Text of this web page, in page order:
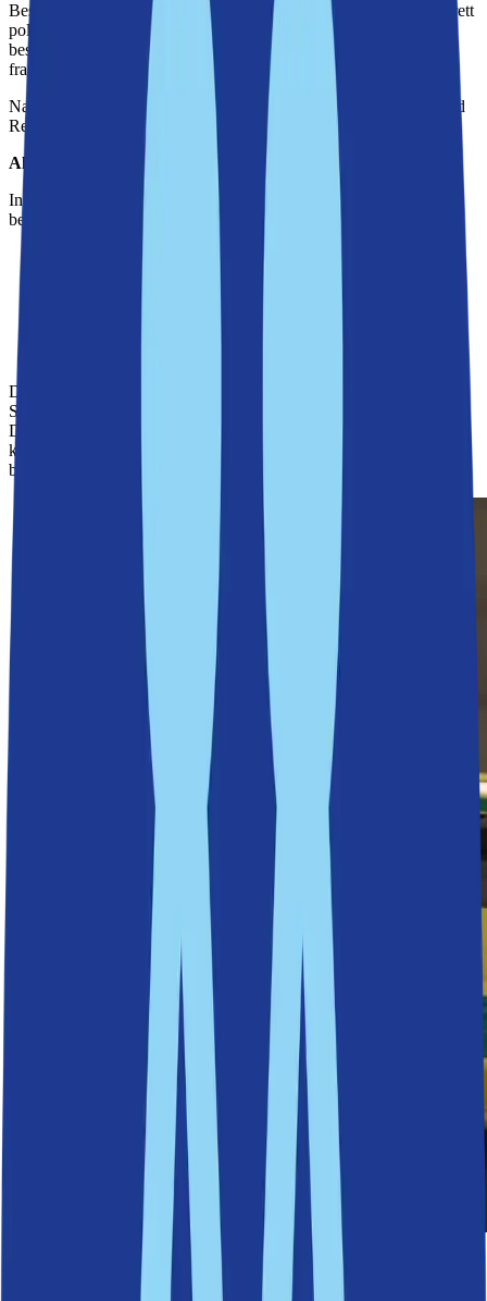
Beslutet, som togs av kommunstyrelsen den 7 mars 2022, hade brett
politiskt stöd där inget parti gick emot. Att inget parti motsatte sig
beslutet vittnade om enighet och insikt om vikten av att säkra
framkomligheten under byggperioden.
Nacka kommun tecknade efter beslutet ett genomförandeavtal med
Region Stockholm om att använda banvallen.
Alternativen som utreddes
Inför beslutet utreddes flera alternativa trafiklösningar, men dessa
bedömdes vara mindre effektiva:
Behålla trafiken på Värmdövägen
– ansågs orealistiskt på
grund av säkerhetsrisker och begränsat utrymme.
Den mest effektiva lösningen var att tillfälligt leda om trafiken via
Saltsjöbanans banvall, som redan var avstängd för uppgradering.
Detta val minimerar trafikstörningar och säkerställer att både
kollektivtrafik och utryckningsfordon kan ta sig fram smidigt under
byggtiden.
Att säkerställa att blåljuspersonal fortsatt kunde ta sig
fram på Värmdövägen var av hög prioritet.